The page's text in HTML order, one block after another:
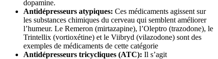
dopamine.
Antidépresseurs atypiques: Ces médicaments agissent sur
les substances chimiques du cerveau qui semblent améliorer
l’humeur. Le Remeron (mirtazapine), l’Oleptro (trazodone), le
Trintellix (vortioxétine) et le Viibryd (vilazodone) sont des
exemples de médicaments de cette catégorie
Antidépresseurs tricycliques (ATC): Il s’agit